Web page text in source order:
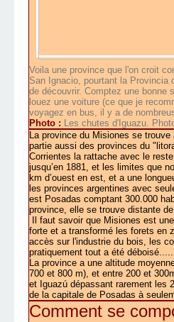
Voila une province que l'on croit
San Ignacio, pourtant la Provincia
de découvrir. Comptez une bonne
louez une voiture (ce que je
voyagez en bus, il y a de
Photo : Les chutes d'Iguazu.
La province du Misiones se
partie aussi des provinces du
Corrientes la rattache avec le
jusqu’en 1881, et les limites que
km d’ouest en est, et a une
les provinces argentines avec
est Posadas comptant 300.000
province, elle se trouve distante
Il faut savoir que Misiones est
forte et a transformé les forets en
accès sur l'industrie du bois, les
pratiquement tout a été
La province a une altitude
700 et 800 m), et entre 200 et
et Iguazú dépassant rarement les
de la capitale de Posadas à
Comment se